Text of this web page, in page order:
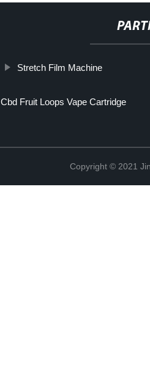
Stretch Film Machine
Cbd Fruit Loops Vape Cartridge
Copyright © 2021